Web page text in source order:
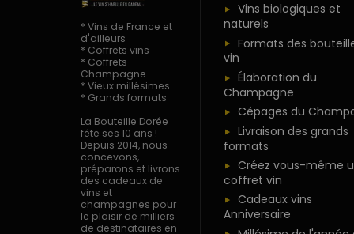
* Vins de France et
d'ailleurs
* Coffrets vins
* Coffrets
Champagne
* Vieux millésimes
* Grands formats
La Bouteille Dorée
fête ses 10 ans !
Depuis 2014, nous
concevons,
préparons et livrons
des cadeaux de
vins et
champagnes pour
le plaisir de milliers
de destinataires en
Vins biologiques et
naturels
Formats des
vin
Élaboration du
Champagne
Cépages du
Livraison des grands
formats
Créez vous-même
coffret vin
Cadeaux vins
Anniversaire